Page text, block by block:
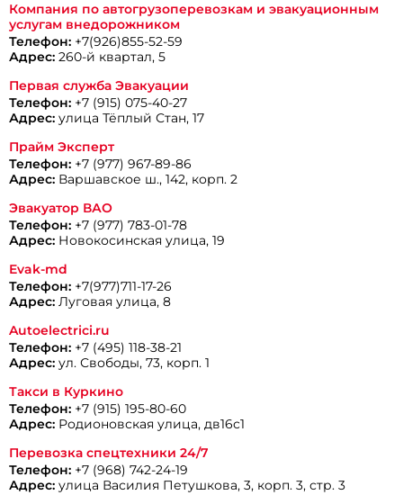
Компания по автогрузоперевозкам и эвакуационным
услугам внедорожником
Телефон: +7(926)855-52-59
Адрес: 260-й квартал, 5
Первая служба Эвакуации
Телефон: +7 (915) 075-40-27
Адрес: улица Тёплый Стан, 17
Прайм Эксперт
Телефон: +7 (977) 967-89-86
Адрес: Варшавское ш., 142, корп. 2
Эвакуатор ВАО
Телефон: +7 (977) 783-01-78
Адрес: Новокосинская улица, 19
Evak-md
Телефон: +7(977)711-17-26
Адрес: Луговая улица, 8
Autoelectrici.ru
Телефон: +7 (495) 118-38-21
Адрес: ул. Свободы, 73, корп. 1
Такси в Куркино
Телефон: +7 (915) 195-80-60
Адрес: Родионовская улица, дв16с1
Перевозка спецтехники 24/7
Телефон: +7 (968) 742-24-19
Адрес: улица Василия Петушкова, 3, корп. 3, стр. 3